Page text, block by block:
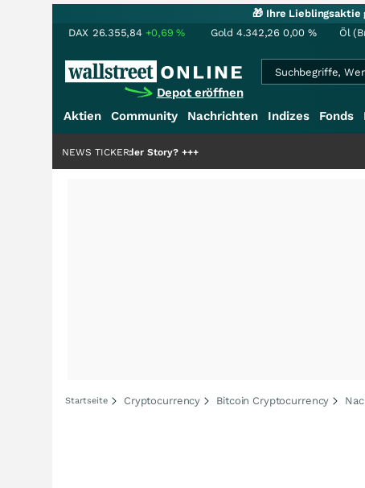
🎁 Ihre
DAX 26.355,84 +0,69% Gold 4.342,26 0,00 % Öl
Depot eröffnen
Aktien Community Nachrichten Indizes Fonds
die Hälfte der Story?+++
NEWS TICKER
Startseite Cryptocurrency Bitcoin Cryptocurrency